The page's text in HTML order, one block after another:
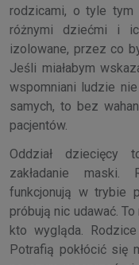
rodzicami, o tyle tym
różnymi dziećmi i
izolowane, przez co
Jeśli miałabym
wspomniani ludzie
samych, to bez
pacjentów.
Oddział dziecięcy
zakładanie
funkcjonują w trybie
próbują nic udawać.
kto wygląda.
Potrafią pokłócić się